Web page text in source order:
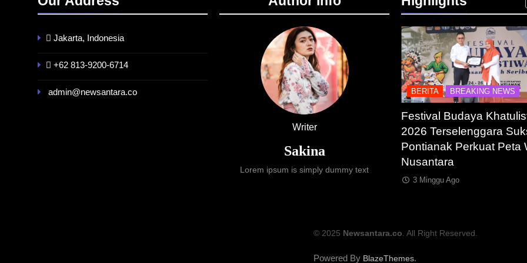
Jakarta, Indonesia
+62 813-9200-6714
admin@newsantara.co
Writer
Sakina
Lorem ipsum is simply dummy text
BERITA BREAKING NEWS INFRASTRUKTUR IT & TEKNOLOGI
Indonesia Resmi Bangun AI
Factory Terbesar se-Asia
Tenggara, Target Kapasitas 1
BERITA BREAKING NEWS
Festival Budaya
2026 Terselenggara
Pontianak Perkuat Peta
Nusantara
3 Minggu Ago
© 2025 Newsantara.co . All Right Reserved.
Powered By BlazeThemes.